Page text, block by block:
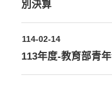
別決算
114-02-14
113年度-教育部青